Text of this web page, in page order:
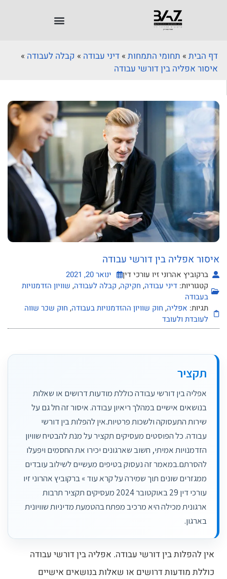
דף הבית » תחומי התמחות » דיני עבודה » קבלה לעבודה »
איסור אפליה בין דורשי עבודה
איסור אפליה בין דורשי עבודה
ברקוביץ אהרוני זיו עורכי דין
ינואר 20, 2021
קטגוריות: דיני עבודה, חקיקה, קבלה לעבודה, שוויון הזדמנויות
בעבודה
תגיות: אפליה, חוק שוויון ההזדמנויות בעבודה, חוק שכר שווה
לעובדת ולעובד
תקציר
אפליה בין דורשי עבודה כוללת מודעות דרושים או שאלות
בנושאים אישיים במהלך ריאיון עבודה. איסור זה חל גם על
שירות התעסוקה ולשכות פרטיות.אין להפלות בין דורשי
עבודה. כל הפוסטים מעסיקים תקציר על מנת להבטיח שוויון
הזדמנויות אמיתי, חשוב שארגונים יכירו את החסמים ויפעלו
להסרתם.במאמר זה נעסוק בטיפים מעשיים לשילוב עובדים
ממגזרים שונים תוך שמירה על קרא עוד » ברקוביץ אהרוני זיו
עורכי דין 29 באוקטובר 2024 מעסיקים תקציר תרבות
ארגונית מכילה היא מרכיב מפתח בהטמעת מדיניות שוויונית
בארגון.
אין להפלות בין דורשי עבודה. אפליה בין דורשי עבודה
כוללת מודעות דרושים או שאלות בנושאים אישיים